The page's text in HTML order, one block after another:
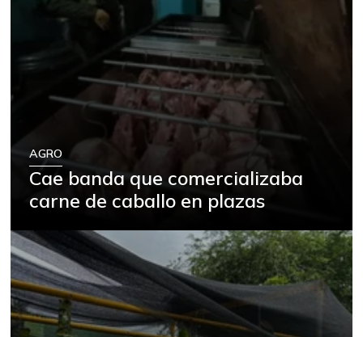
AGRO
Cae banda que comercializaba
carne de caballo en plazas